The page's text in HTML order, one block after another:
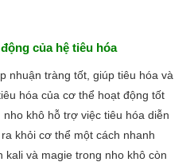
của hệ tiêu hóa
nhuận tràng tốt, giúp tiêu hóa và
hóa của cơ thể hoạt động tốt
khô hỗ trợ việc tiêu hóa diễn
khỏi cơ thể một cách nhanh
kali và magie trong nho khô còn